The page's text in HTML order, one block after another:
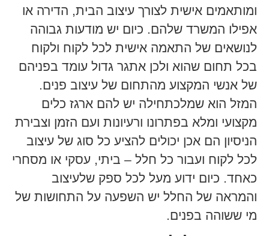
ומותאמים אישית לצורך עיצוב הבית, הדירה או
אפילו המשרד שלהם. כיום יש מודעות גבוהה
לנושאים של התאמה אישית לכל לקוח ולקוח
בכל תחום שהוא ולכן אתגר גדול עומד בפניהם
של אנשי המקצוע מהתחום של עיצוב פנים.
המזל הוא שמלכתחילה יש להם ארגז כלים
מקצועי ומלא בפתרונו ורעיונות ועם הזמן וצבירת
הניסיון הם אכן יכולים להציע כל סוג של עיצוב
לכל לקוח ועבור כל חלל – ביתי, עסקי או מסחרי
כאחד. כיום ידוע מעל לכל ספק שלעיצוב
והמראה של החלל יש השפעה על התחושות של
מי ששוהה בפנים.